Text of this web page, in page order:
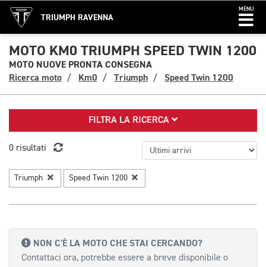
TRIUMPH RAVENNA
MENU
MOTO KM0 TRIUMPH SPEED TWIN 1200
MOTO NUOVE PRONTA CONSEGNA
Ricerca moto
Km0 Triumph Speed Twin 1200
FILTRA LA RICERCA
0 risultati
Triumph Speed Twin 1200
NON C'È LA MOTO CHE STAI CERCANDO?
Contattaci ora, potrebbe essere a breve disponibile o